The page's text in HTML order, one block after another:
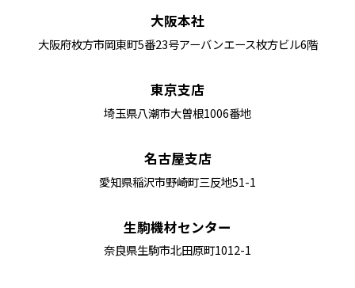
大阪本社
大阪府枚方市岡東町5番23号アーバンエース枚方ビル6階
東京支店
埼玉県八潮市大曽根1006番地
名古屋支店
愛知県稲沢市野崎町三反地51-1
生駒機材センター
奈良県生駒市北田原町1012-1